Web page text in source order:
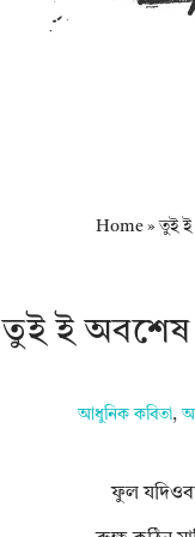
Home »তুই
তুই ই
আধুনিক কবিতা,
ফুল